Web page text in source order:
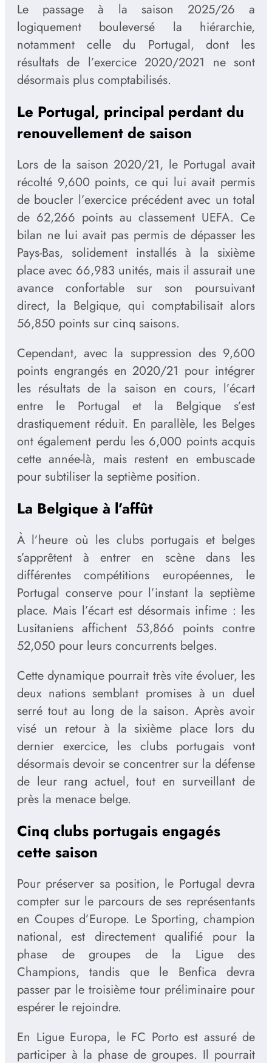
Le passage à la saison 2025/26 a
logiquement bouleversé la hiérarchie,
notamment celle du Portugal, dont les
résultats de l’exercice 2020/2021 ne sont
désormais plus comptabilisés.
Le Portugal, principal perdant du
renouvellement de saison
Lors de la saison 2020/21, le Portugal avait
récolté 9,600 points, ce qui lui avait permis
de boucler l’exercice précédent avec un total
de 62,266 points au classement UEFA. Ce
bilan ne lui avait pas permis de dépasser les
Pays-Bas, solidement installés à la sixième
place avec 66,983 unités, mais il assurait une
avance confortable sur son poursuivant
direct, la Belgique, qui comptabilisait alors
56,850 points sur cinq saisons.
Cependant, avec la suppression des 9,600
points engrangés en 2020/21 pour intégrer
les résultats de la saison en cours, l’écart
entre le Portugal et la Belgique s’est
drastiquement réduit. En parallèle, les Belges
ont également perdu les 6,000 points acquis
cette année-là, mais restent en embuscade
pour subtiliser la septième position.
La Belgique à l’affût
À l’heure où les clubs portugais et belges
s’apprêtent à entrer en scène dans les
différentes compétitions européennes, le
Portugal conserve pour l’instant la septième
place. Mais l’écart est désormais infime : les
Lusitaniens affichent 53,866 points contre
52,050 pour leurs concurrents belges.
Cette dynamique pourrait très vite évoluer, les
deux nations semblant promises à un duel
serré tout au long de la saison. Après avoir
visé un retour à la sixième place lors du
dernier exercice, les clubs portugais vont
désormais devoir se concentrer sur la défense
de leur rang actuel, tout en surveillant de
près la menace belge.
Cinq clubs portugais engagés
cette saison
Pour préserver sa position, le Portugal devra
compter sur le parcours de ses représentants
en Coupes d’Europe. Le Sporting, champion
national, est directement qualifié pour la
phase de groupes de la Ligue des
Champions, tandis que le Benfica devra
passer par le troisième tour préliminaire pour
espérer le rejoindre.
En Ligue Europa, le FC Porto est assuré de
participer à la phase de groupes. Il pourrait